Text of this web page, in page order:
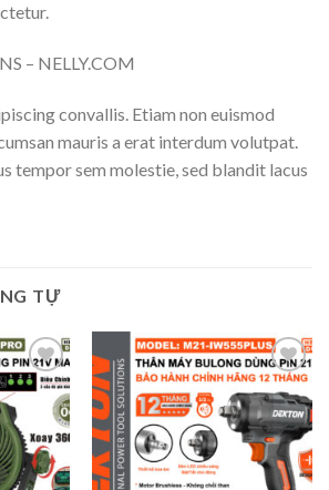
– NELLY.COM
convallis. Etiam non euismod
mauris a erat interdum volutpat.
tempor sem molestie, sed blandit lacus
TỰ